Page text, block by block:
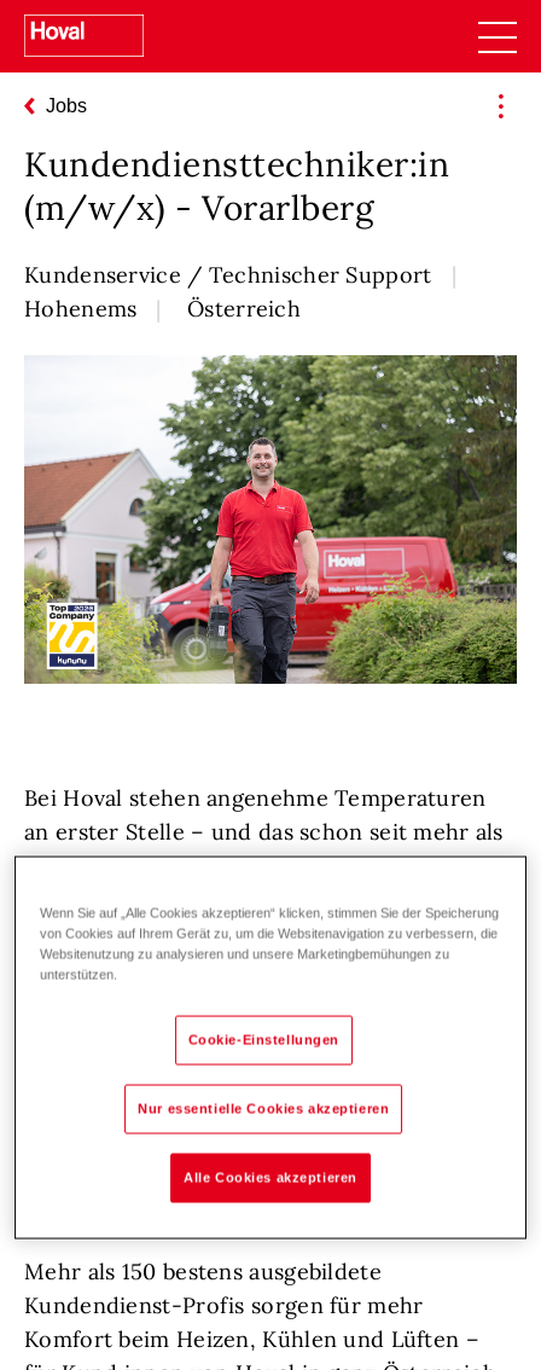
Jobs
Kundendiensttechniker:in
(m/w/x) - Vorarlberg
Kundenservice / Technischer Support
Hohenems
Österreich
Bei Hoval stehen angenehme Temperaturen
an erster Stelle – und das schon seit mehr als
75 Jahren. Unsere Kundschaft in der Heiz-
Lösungen und exzellenten Service,
österreich- und weltweit.Denn wir bei Hoval
suchen Unterstützung: hemdsärmelige
Persönlichkeiten, die sich voller Herzblut um
ihre Aufgaben kümmern, frische Impulse
setzen und durch ihren vorausschauenden
Einsatz dafür sorgen, dass Hoval auch
langfristig ganz vorne bleibt.
Mehr als 150 bestens ausgebildete
Kundendienst-Profis sorgen für mehr
Komfort beim Heizen, Kühlen und Lüften –
Wenn Sie auf „Alle Cookies akzeptieren“ klicken, stimmen Sie der Speicherung
von Cookies auf Ihrem Gerät zu, um die Websitenavigation zu verbessern, die
Websitenutzung zu analysieren und unsere Marketingbemühungen zu
unterstützen.
Cookie-Einstellungen
Nur essentielle Cookies akzeptieren
Alle Cookies akzeptieren